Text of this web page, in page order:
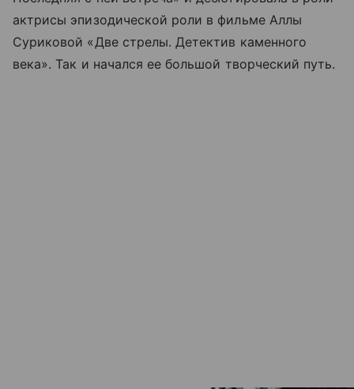
актрисы эпизодической роли в фильме Аллы
Суриковой «Две стрелы. Детектив каменного
века». Так и начался ее большой творческий путь.